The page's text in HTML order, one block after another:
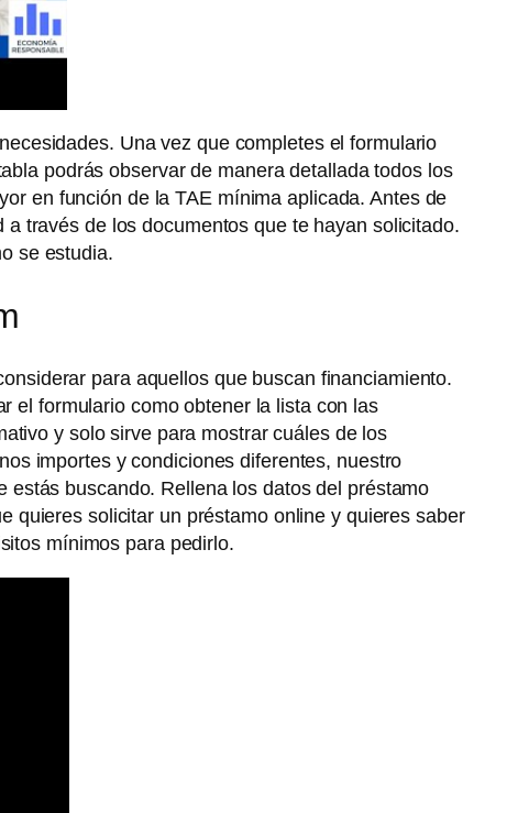
Una vez que completes el formulario
podrás observar de manera detallada todos los
en función de la TAE mínima aplicada. Antes de
través de los documentos que te hayan solicitado.
se estudia.
para aquellos que buscan financiamiento.
el formulario como obtener la lista con las
y solo sirve para mostrar cuáles de los
importes y condiciones diferentes, nuestro
buscando. Rellena los datos del préstamo
quieres solicitar un préstamo online y quieres saber
mínimos para pedirlo.